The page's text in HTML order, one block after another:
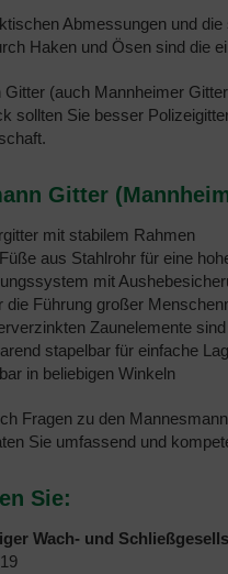
Abmessungen und
Haken und Ösen sind die
(auch Mannheimer
sollten Sie besser
Gitter
mit stabilem Rahmen
aus Stahlrohr für eine
mit
die Führung großer
Zaunelemente
stapelbar für einfache
in beliebigen Winkeln
Fragen zu den
Sie umfassend und
Sie:
Wach- und